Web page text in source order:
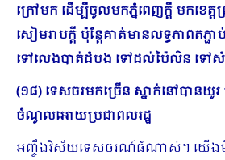
ក្រៅមក ដើម្បីចូលមកភ្នំពេញក្តី មកខេត្
សៀមរាបក្តី ប៉ុន្តែគាត់មានលទ្ធភាពតភ្
ទៅលេងបាត់ដំបង ទៅដល់ប៉ៃលិន ទៅសំ
(១៨) ទេសចរមកច្រើន ស្នាក់នៅបានយូរ
ចំណូលអោយប្រជាពលរដ្ឋ
អញ្ចឹងវិស័យទេសចរណ៍ធំណាស់។ យើង